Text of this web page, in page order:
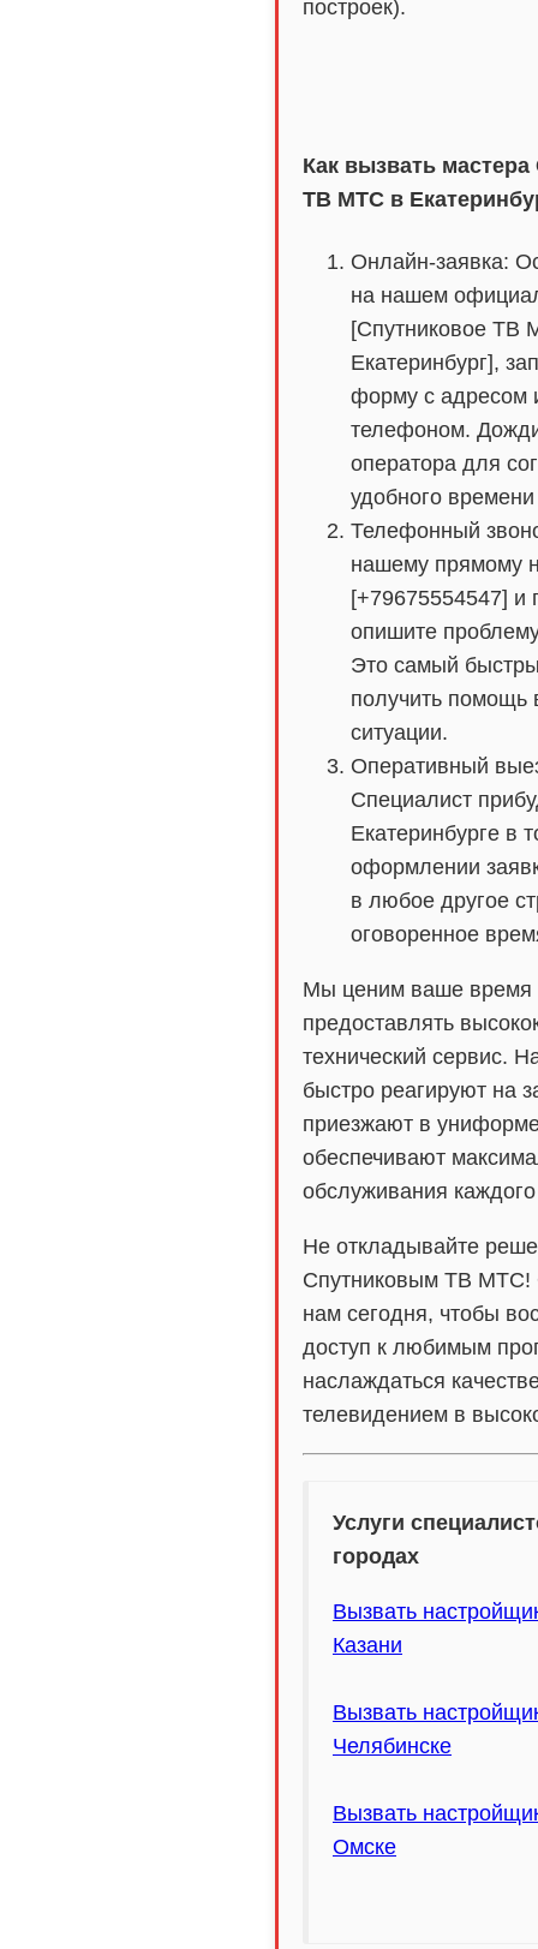
построек).
Как вызвать мастера
ТВ МТС в
Онлайн-заявка:
на нашем
[Спутниковое ТВ
Екатеринбург],
форму с адресом
телефоном.
оператора для
удобного времени
Телефонный
нашему прямому
[+79675554547] и
опишите
Это самый
получить помощь
ситуации.
Оперативный
Специалист
Екатеринбурге в
оформлении
в любое другое
оговоренное
Мы ценим ваше время
предоставлять
технический сервис.
быстро реагируют на
приезжают в
обеспечивают
обслуживания
Не откладывайте
Спутниковым ТВ МТС!
нам сегодня, чтобы
доступ к любимым
наслаждаться
телевидением в
Услуги
городах
Вызвать
Казани
Вызвать
Челябинске
Вызвать
Омске